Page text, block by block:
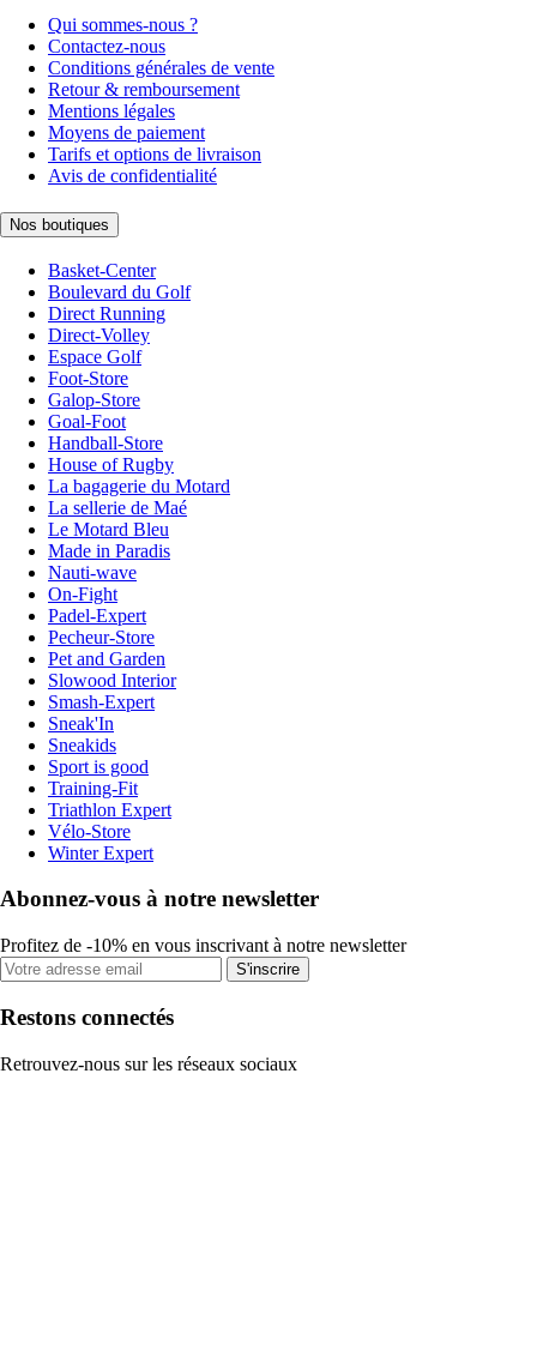
Qui sommes-nous ?
Contactez-nous
Conditions générales de vente
Retour & remboursement
Mentions légales
Moyens de paiement
Tarifs et options de livraison
Avis de confidentialité
Nos boutiques
Basket-Center
Boulevard du Golf
Direct Running
Direct-Volley
Espace Golf
Foot-Store
Galop-Store
Goal-Foot
Handball-Store
House of Rugby
La bagagerie du Motard
La sellerie de Maé
Le Motard Bleu
Made in Paradis
Nauti-wave
On-Fight
Padel-Expert
Pecheur-Store
Pet and Garden
Slowood Interior
Smash-Expert
Sneak'In
Sneakids
Sport is good
Training-Fit
Triathlon Expert
Vélo-Store
Winter Expert
Abonnez-vous à notre newsletter
Profitez de -10% en vous inscrivant à notre newsletter
S'inscrire
Restons connectés
Retrouvez-nous sur les réseaux sociaux